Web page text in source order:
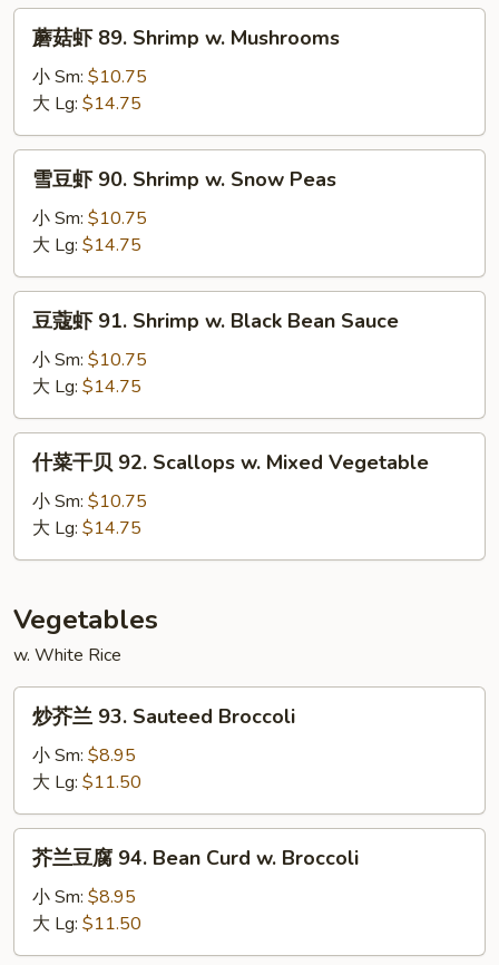
w.
Lobster
Sauce
89.
Shrimp
w.
Mushrooms
蘑菇虾 89. Shrimp w. Mushrooms
小 Sm: $10.75
大 Lg: $14.75
90.
Shrimp
w.
Snow
Peas
雪豆虾 90. Shrimp w. Snow Peas
小 Sm: $10.75
大 Lg: $14.75
91.
Shrimp
w.
Black
Bean
Sauce
豆蔻虾 91. Shrimp w. Black Bean Sauce
小 Sm: $10.75
大 Lg: $14.75
92.
w.
Mixed
Vegetable
什菜干贝 92. Scallops w. Mixed Vegetable
小 Sm: $10.75
大 Lg: $14.75
Vegetables
w. White Rice
93.
Sauteed
Broccoli
炒芥兰 93. Sauteed Broccoli
小 Sm: $8.95
大 Lg: $11.50
94.
芥兰豆腐 94. Bean Curd w. Broccoli
小 Sm: $8.95
大 Lg: $11.50